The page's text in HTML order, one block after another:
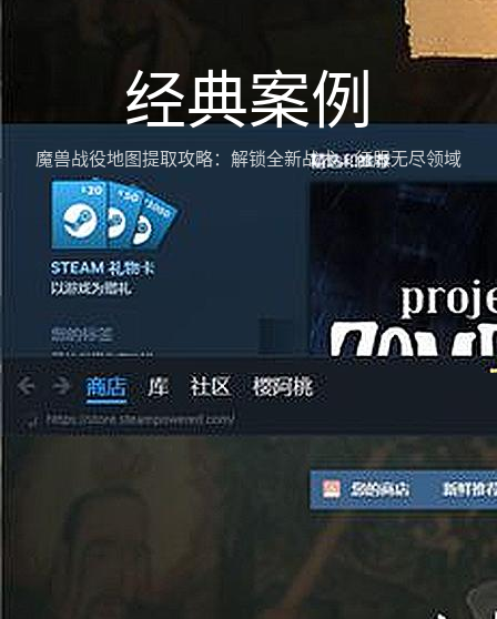
经典案例
魔兽战役地图提取攻略：解锁全新战术，征服无尽领域